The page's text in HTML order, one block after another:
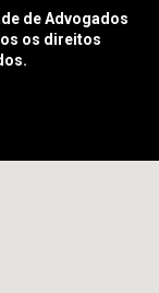
de Advogados
os direitos